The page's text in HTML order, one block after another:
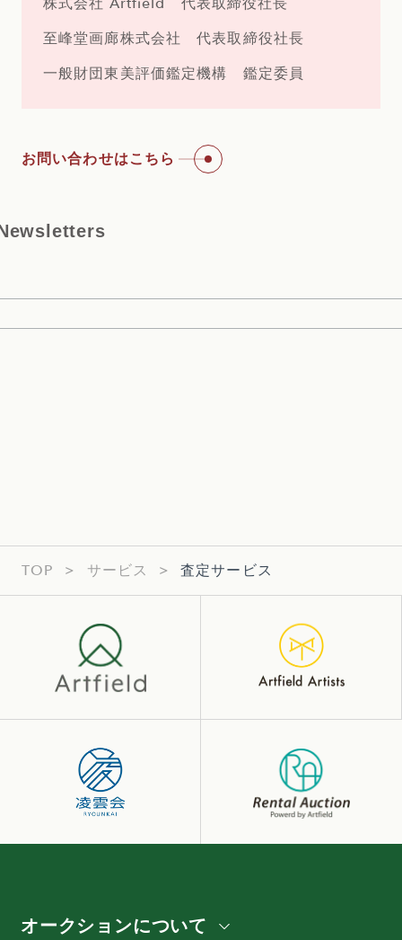
株式会社 Artfield 代表取締役社長
至峰堂画廊株式会社 代表取締役社長
一般財団東美評価鑑定機構 鑑定委員
お問い合わせはこちら
TOP > サービス > 査定サービス
オークションについて